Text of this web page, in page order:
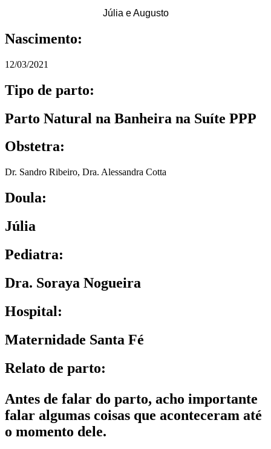
Júlia e Augusto
Nascimento:
12/03/2021
Tipo de parto:
Parto Natural na Banheira na Suíte PPP
Obstetra:
Dr. Sandro Ribeiro, Dra. Alessandra Cotta
Doula:
Júlia
Pediatra:
Dra. Soraya Nogueira
Hospital:
Maternidade Santa Fé
Relato de parto:
Antes de falar do parto, acho importante
falar algumas coisas que aconteceram até
o momento dele.